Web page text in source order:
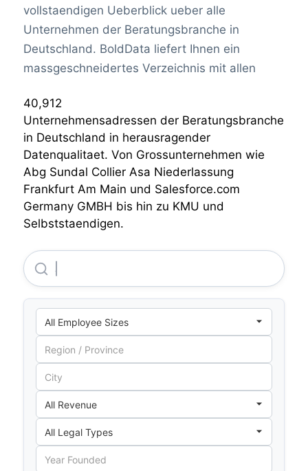
vollstaendigen Ueberblick ueber alle
Unternehmen der Beratungsbranche in
Deutschland. BoldData liefert Ihnen ein
massgeschneidertes Verzeichnis mit allen
40,912
Unternehmensadressen der Beratungsbranche
in Deutschland in herausragender
Datenqualitaet. Von Grossunternehmen wie
Abg Sundal Collier Asa Niederlassung
Frankfurt Am Main und Salesforce.com
Germany GMBH bis hin zu KMU und
Selbststaendigen.
Abg Sundal Collier Asa Niederlassung Frankfurt